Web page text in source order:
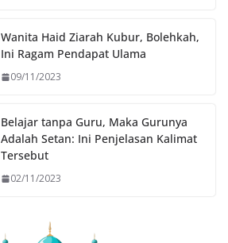
Wanita Haid Ziarah Kubur, Bolehkah,
Ini Ragam Pendapat Ulama
09/11/2023
Belajar tanpa Guru, Maka Gurunya
Adalah Setan: Ini Penjelasan Kalimat
Tersebut
02/11/2023